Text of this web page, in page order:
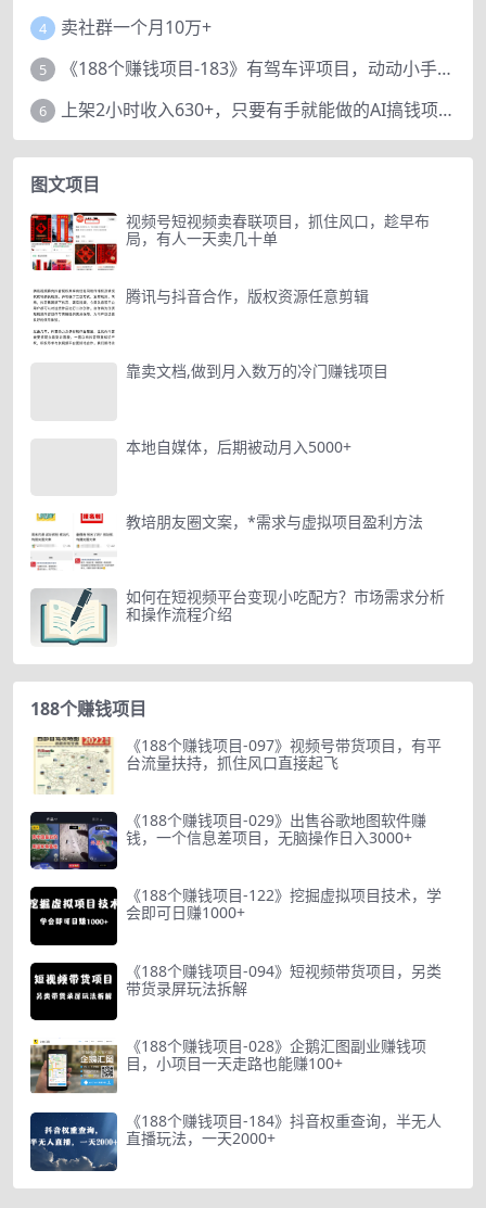
4 卖社群一个月10万+
5 《188个赚钱项目-183》有驾车评项目，动动小手，复制粘贴赚44元！
6 上架2小时收入630+，只要有手就能做的AI搞钱项目，奶奶看完都能学会!
图文项目
视频号短视频卖春联项目，抓住风口，趁早布
局，有人一天卖几十单
腾讯与抖音合作，版权资源任意剪辑
靠卖文档,做到月入数万的冷门赚钱项目
本地自媒体，后期被动月入5000+
教培朋友圈文案，*需求与虚拟项目盈利方法
如何在短视频平台变现小吃配方？市场需求分析
和操作流程介绍
188个赚钱项目
《188个赚钱项目-097》视频号带货项目，有平
台流量扶持，抓住风口直接起飞
《188个赚钱项目-029》出售谷歌地图软件赚
钱，一个信息差项目，无脑操作日入3000+
《188个赚钱项目-122》挖掘虚拟项目技术，学
会即可日赚1000+
《188个赚钱项目-094》短视频带货项目，另类
带货录屏玩法拆解
《188个赚钱项目-028》企鹅汇图副业赚钱项
目，小项目一天走路也能赚100+
《188个赚钱项目-184》抖音权重查询，半无人
直播玩法，一天2000+